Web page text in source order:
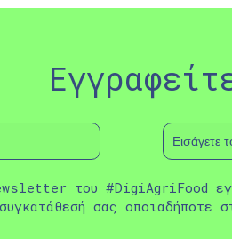
του #DigiAgriFood
σας οποιαδήποτε